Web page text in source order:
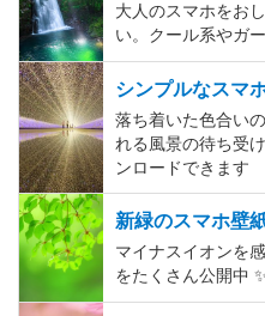
大人のスマホをお
い。クール系やガ
シンプルなスマ
落ち着いた色合い
れる風景の待ち受
ンロードできます
新緑のスマホ壁
マイナスイオンを
をたくさん公開中